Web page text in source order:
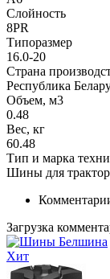
Слойность
8PR
Типоразмер
16.0-20
Страна
Республика
Объем, м3
0.48
Вес, кг
60.48
Тип и марка
Шины для
Загрузка
Хит